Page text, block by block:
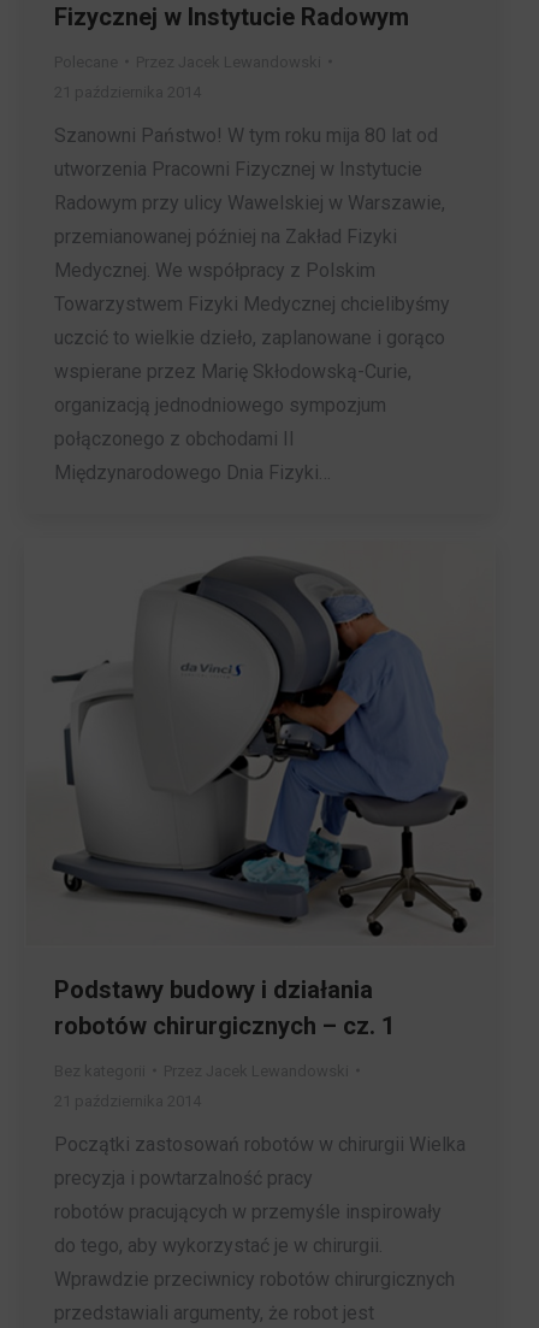
Fizycznej w Instytucie Radowym
Szanowni Państwo! W tym roku mija 80 lat od
utworzenia Pracowni Fizycznej w Instytucie
Radowym przy ulicy Wawelskiej w Warszawie,
przemianowanej później na Zakład Fizyki
Medycznej. We współpracy z Polskim
Towarzystwem Fizyki Medycznej chcielibyśmy
uczcić to wielkie dzieło, zaplanowane i gorąco
wspierane przez Marię Skłodowską-Curie,
organizacją jednodniowego sympozjum
połączonego z obchodami II
Międzynarodowego Dnia Fizyki…
Podstawy budowy i działania
robotów chirurgicznych – cz. 1
Początki zastosowań robotów w chirurgii Wielka
precyzja i powtarzalność pracy
robotów pracujących w przemyśle inspirowały
do tego, aby wykorzystać je w chirurgii.
Wprawdzie przeciwnicy robotów chirurgicznych
przedstawiali argumenty, że robot jest